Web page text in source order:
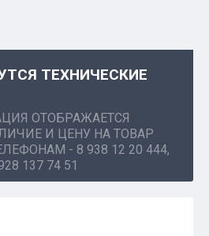
ТЕХНИЧЕСКИЕ
ОТОБРАЖАЕТСЯ
И ЦЕНУ НА ТОВАР
- 8 938 12 20 444,
137 74 51